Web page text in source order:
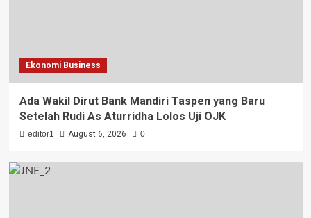
Ekonomi Business
Ada Wakil Dirut Bank Mandiri Taspen yang Baru
Setelah Rudi As Aturridha Lolos Uji OJK
editor1 August 6, 2026 0